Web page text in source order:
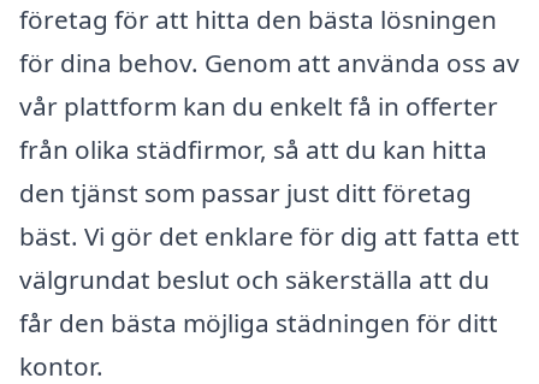
företag för att hitta den bästa lösningen
för dina behov. Genom att använda oss av
vår plattform kan du enkelt få in offerter
från olika städfirmor, så att du kan hitta
den tjänst som passar just ditt företag
bäst. Vi gör det enklare för dig att fatta ett
välgrundat beslut och säkerställa att du
får den bästa möjliga städningen för ditt
kontor.